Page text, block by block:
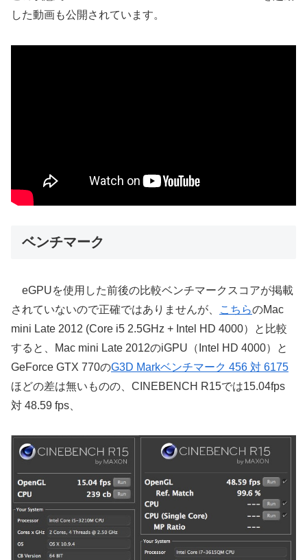
した動画も公開されています。
ベンチマーク
eGPUを使用した前後の比較ベンチマークスコアが掲載
されていないので正確ではありませんが、
こちらのMac
mini Late 2012 (Core i5 2.5GHz + Intel HD 4000）と比較
すると、Mac mini Late 2012のiGPU（Intel HD 4000）と
GeForce GTX 770のG3D Markベンチマーク 456 対 6175
ほどの差は無いものの、CINEBENCH R15では15.04fps
対 48.59 fps、